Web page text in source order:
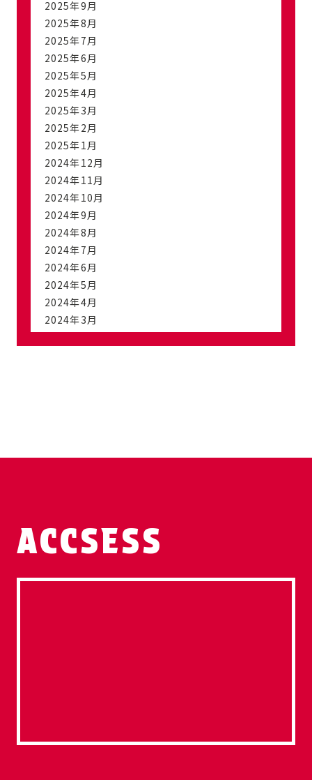
2025年9月
2025年8月
2025年7月
2025年6月
2025年5月
2025年4月
2025年3月
2025年2月
2025年1月
2024年12月
2024年11月
2024年10月
2024年9月
2024年8月
2024年7月
2024年6月
2024年5月
2024年4月
2024年3月
ACCSESS